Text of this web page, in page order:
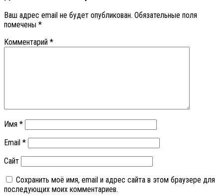
Ваш адрес email не будет опубликован. Обязательные поля
помечены *
Комментарий *
Имя *
Email *
Сайт
Сохранить моё имя, email и адрес сайта в этом браузере для
последующих моих комментариев.